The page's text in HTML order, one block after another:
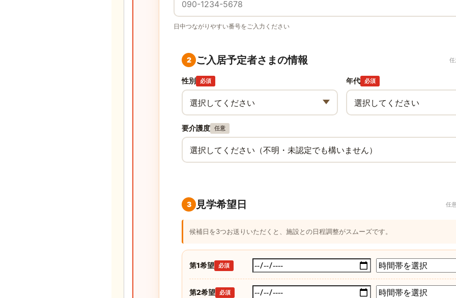
日中つながりやすい番号をご入力ください
2 ご入居予定者さまの情報
性別 必須 年代 必須
要介護度 任意
3 見学希望日 任
候補日を3つお送りいただくと、施設との日程調整がスムーズです。
第1希望 必須
第2希望 必須